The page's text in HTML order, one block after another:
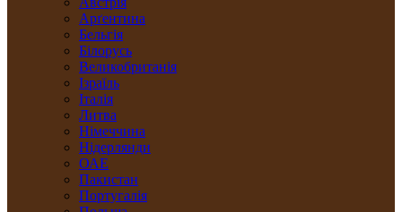
Арґентина
Бельгія
Білорусь
Великобританія
Ізраїль
Італія
Литва
Німеччина
Нідерлянди
ОАЕ
Пакистан
Португалія